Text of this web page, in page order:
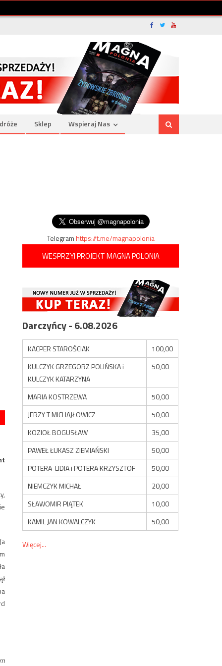
Sklep Wspieraj Nas
Telegramhttps://t.me/magnapolonia
WESPRZYJ PROJEKT MAGNA POLONIA
Darczyńcy - 6.08.2026
KACPER STAROŚCIAK
100,00
KULCZYK GRZEGORZ POLIŃSKA i
KULCZYK KATARZYNA
50,00
MARIA KOSTRZEWA
50,00
JERZY T MICHAJŁOWICZ
50,00
KOZIOŁ BOGUSŁAW
35,00
PAWEŁ ŁUKASZ ZIEMIAŃSKI
50,00
POTERA LIDIA i POTERA KRZYSZTOF
50,00
NIEMCZYK MICHAŁ
20,00
SŁAWOMIR PIĄTEK
10,00
KAMIL JAN KOWALCZYK
50,00
Więcej...